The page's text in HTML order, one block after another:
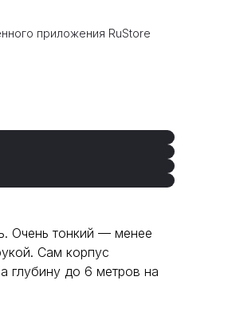
приложения RuStore
Очень тонкий — менее
Сам корпус
глубину до 6 метров на